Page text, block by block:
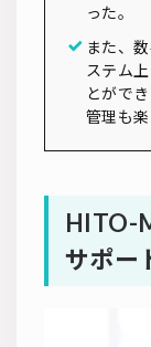
った。
また、
ステム
とがで
管理も楽
HITO-
サポー